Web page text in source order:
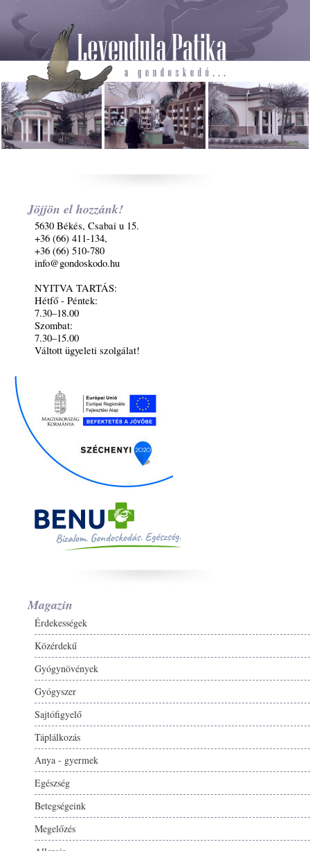
Jöjjön el hozzánk!
5630 Békés, Csabai u 15.
+36 (66) 411-134,
+36 (66) 510-780
info@gondoskodo.hu
NYITVA TARTÁS:
Hétfő - Péntek:
7.30–18.00
Szombat:
7.30–15.00
Váltott ügyeleti szolgálat!
Magazin
Érdekességek
Közérdekű
Gyógynövények
Gyógyszer
Sajtófigyelő
Táplálkozás
Anya - gyermek
Egészség
Betegségeink
Megelőzés